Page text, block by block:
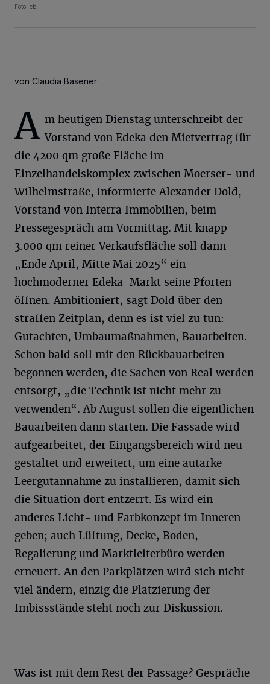
Foto: cb
von Claudia Basener
A m heutigen Dienstag unterschreibt der
Vorstand von Edeka den Mietvertrag für
die 4200 qm große Fläche im
Einzelhandelskomplex zwischen Moerser- und
Wilhelmstraße, informierte Alexander Dold,
Vorstand von Interra Immobilien, beim
Pressegespräch am Vormittag. Mit knapp
3.000 qm reiner Verkaufsfläche soll dann
„Ende April, Mitte Mai 2025“ ein
hochmoderner Edeka-Markt seine Pforten
öffnen. Ambitioniert, sagt Dold über den
straffen Zeitplan, denn es ist viel zu tun:
Gutachten, Umbaumaßnahmen, Bauarbeiten.
Schon bald soll mit den Rückbauarbeiten
begonnen werden, die Sachen von Real werden
entsorgt, „die Technik ist nicht mehr zu
verwenden“. Ab August sollen die eigentlichen
Bauarbeiten dann starten. Die Fassade wird
aufgearbeitet, der Eingangsbereich wird neu
gestaltet und erweitert, um eine autarke
Leergutannahme zu installieren, damit sich
die Situation dort entzerrt. Es wird ein
anderes Licht- und Farbkonzept im Inneren
geben; auch Lüftung, Decke, Boden,
Regalierung und Marktleiterbüro werden
erneuert. An den Parkplätzen wird sich nicht
viel ändern, einzig die Platzierung der
Imbissstände steht noch zur Diskussion.
Was ist mit dem Rest der Passage? Gespräche